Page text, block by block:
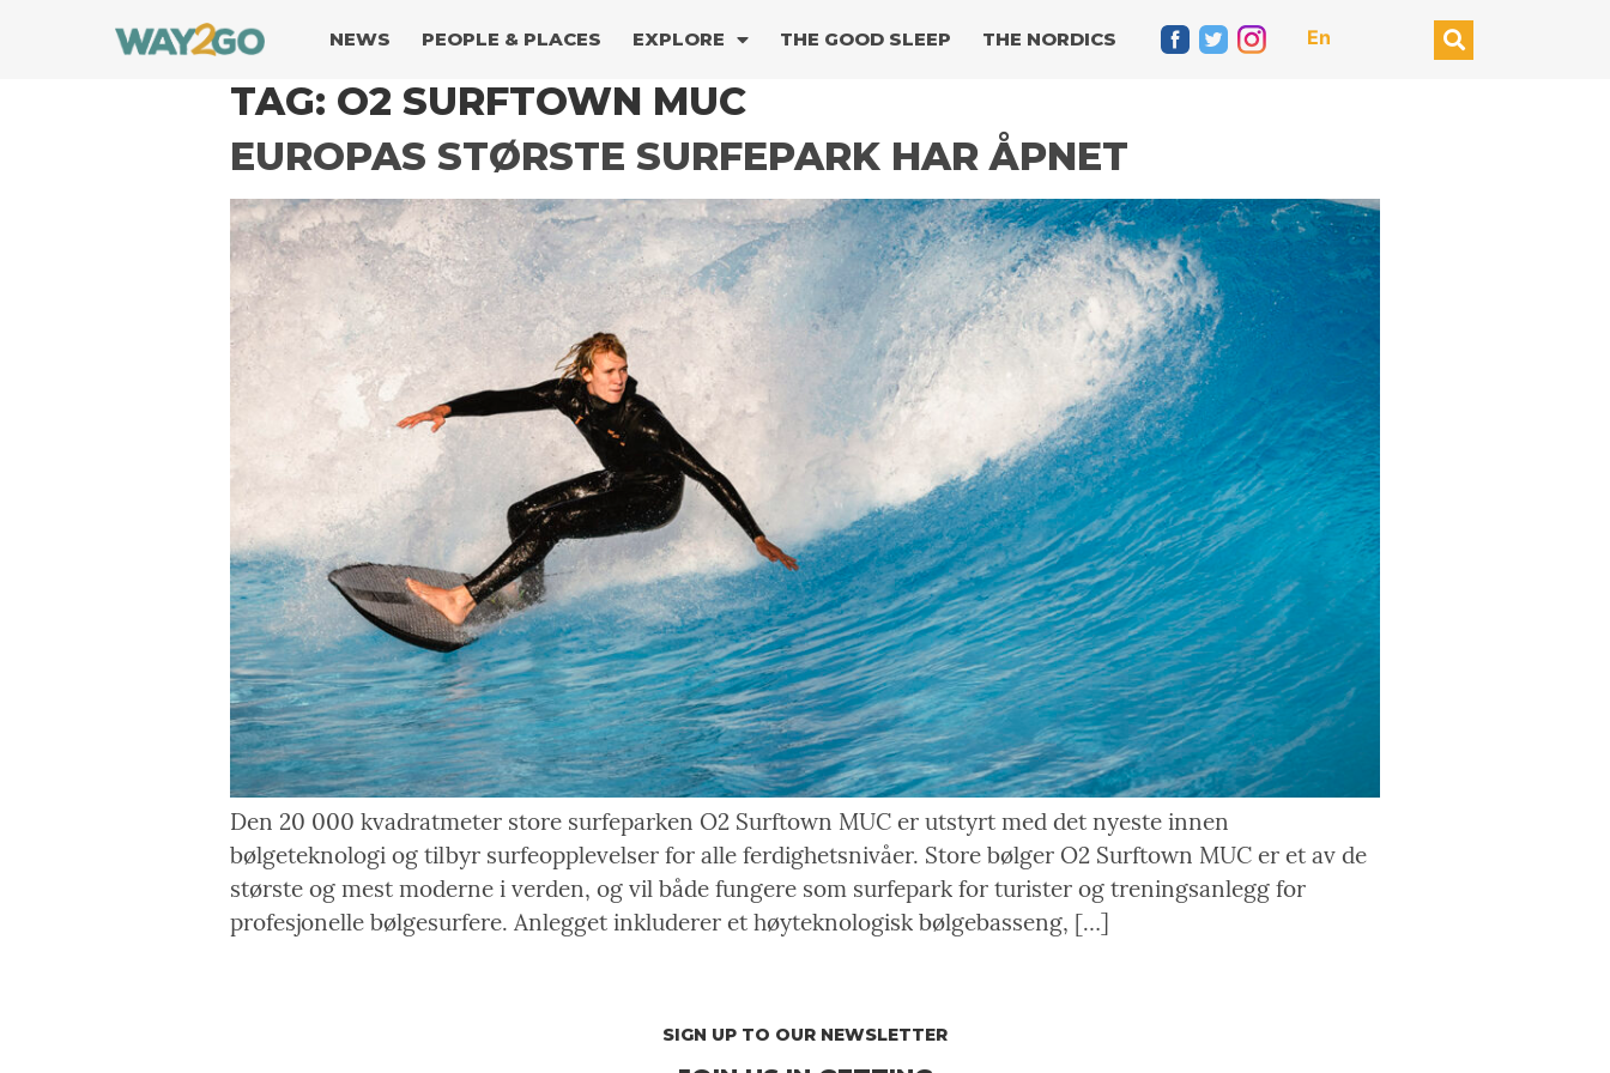
NEWS PEOPLE & PLACES EXPLORE THE GOOD SLEEP THE NORDICS En
TAG: O2 SURFTOWN MUC
EUROPAS STØRSTE SURFEPARK HAR ÅPNET
Den 20 000 kvadratmeter store surfeparken O2 Surftown MUC er utstyrt med det nyeste innen
bølgeteknologi og tilbyr surfeopplevelser for alle ferdighetsnivåer. Store bølger O2 Surftown MUC er et av de
største og mest moderne i verden, og vil både fungere som surfepark for turister og treningsanlegg for
profesjonelle bølgesurfere. Anlegget inkluderer et høyteknologisk bølgebasseng, […]
SIGN UP TO OUR NEWSLETTER